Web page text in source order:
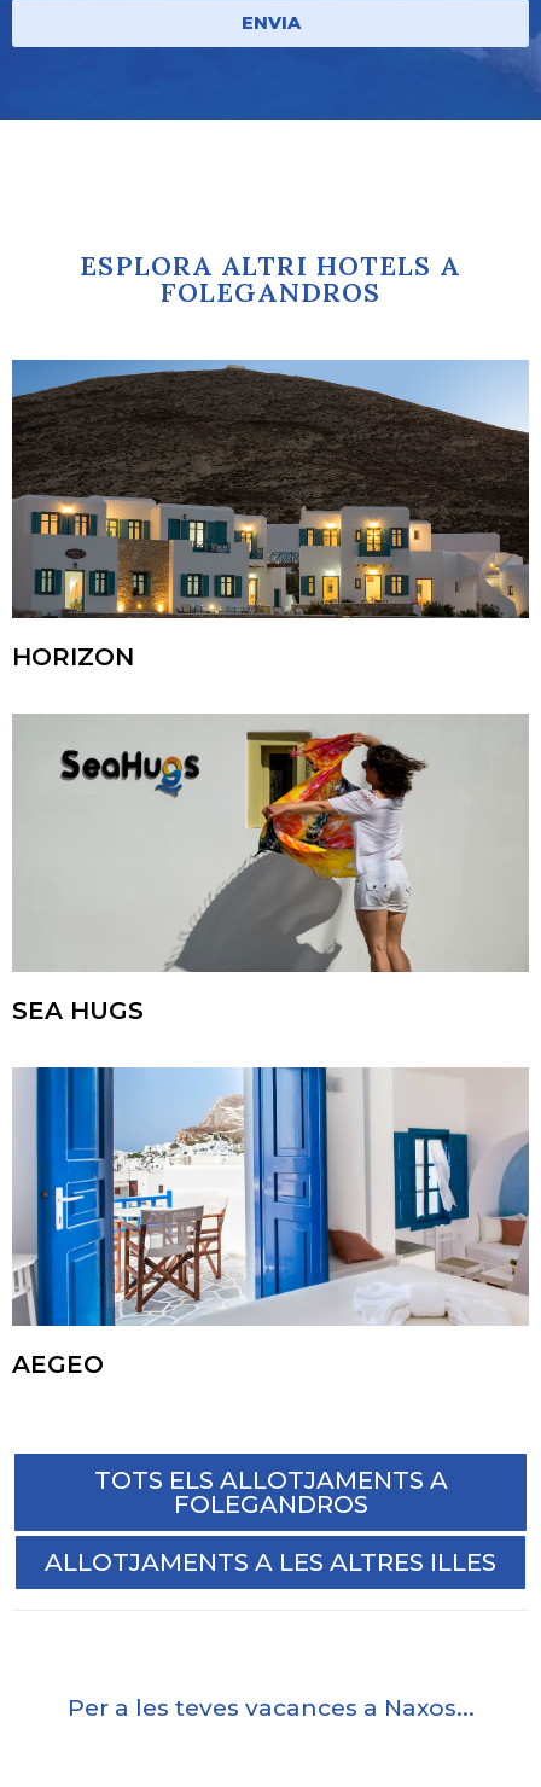
ENVIA
ESPLORA ALTRI HOTELS A
FOLEGANDROS
HORIZON
SEA HUGS
AEGEO
TOTS ELS ALLOTJAMENTS A
FOLEGANDROS
ALLOTJAMENTS A LES ALTRES ILLES
Per a les teves vacances a Naxos...